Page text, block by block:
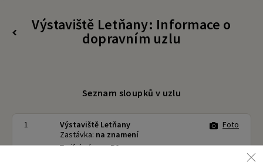
Výstaviště Letňany: Informace o
dopravním uzlu
Seznam sloupků v uzlu
1 Výstaviště Letňany
Foto
Zastávka: na znamení
Tarifní pásmo:P0